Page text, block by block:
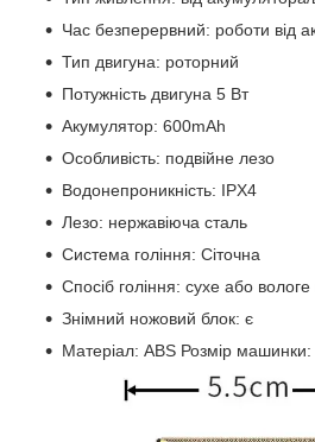
Час безперервний: роботи від
Тип двигуна: роторний
Потужність двигуна 5 Вт
Акумулятор: 600mAh
Особливість: подвійне лезо
Водонепроникність: IPX4
Лезо: нержавіюча сталь
Система гоління: Сіточна
Спосіб гоління: сухе або вологе
Знімний ножовий блок: є
Матеріал: АВS Розмір